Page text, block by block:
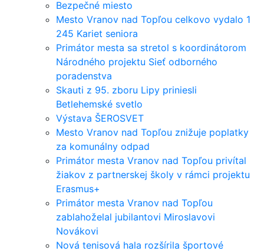
Bezpečné miesto
Mesto Vranov nad Topľou celkovo vydalo 1
245 Kariet seniora
Primátor mesta sa stretol s koordinátorom
Národného projektu Sieť odborného
poradenstva
Skauti z 95. zboru Lipy priniesli
Betlehemské svetlo
Výstava ŠEROSVET
Mesto Vranov nad Topľou znižuje poplatky
za komunálny odpad
Primátor mesta Vranov nad Topľou privítal
žiakov z partnerskej školy v rámci projektu
Erasmus+
Primátor mesta Vranov nad Topľou
zablahoželal jubilantovi Miroslavovi
Novákovi
Nová tenisová hala rozšírila športové